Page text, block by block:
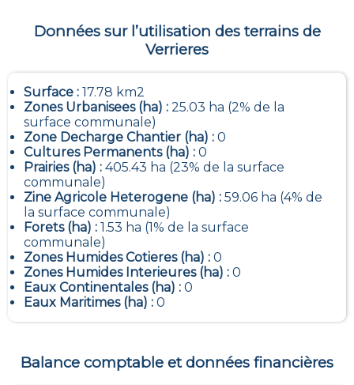
Données sur l’utilisation des terrains de
Verrieres
Surface : 17.78 km2
Zones Urbanisees (ha) : 25.03 ha (2% de la
surface communale)
Zone Decharge Chantier (ha) : 0
Cultures Permanents (ha) : 0
Prairies (ha) : 405.43 ha (23% de la surface
communale)
Zine Agricole Heterogene (ha) : 59.06 ha (4% de
la surface communale)
Forets (ha) : 1.53 ha (1% de la surface
communale)
Zones Humides Cotieres (ha) : 0
Zones Humides Interieures (ha) : 0
Eaux Continentales (ha) : 0
Eaux Maritimes (ha) : 0
Balance comptable et données financières